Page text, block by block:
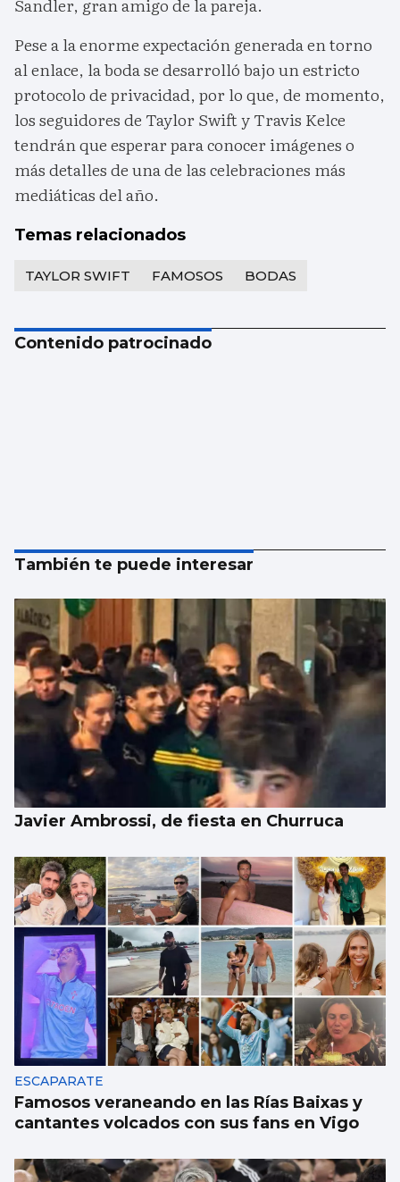
Sandler, gran amigo de la pareja.
Pese a la enorme expectación generada en torno
al enlace, la boda se desarrolló bajo un estricto
protocolo de privacidad, por lo que, de momento,
los seguidores de Taylor Swift y Travis Kelce
tendrán que esperar para conocer imágenes o
más detalles de una de las celebraciones más
mediáticas del año.
Temas relacionados
TAYLOR SWIFT FAMOSOS BODAS
Contenido patrocinado
También te puede interesar
Javier Ambrossi, de fiesta en Churruca
ESCAPARATE
Famosos veraneando en las Rías Baixas y
cantantes volcados con sus fans en Vigo